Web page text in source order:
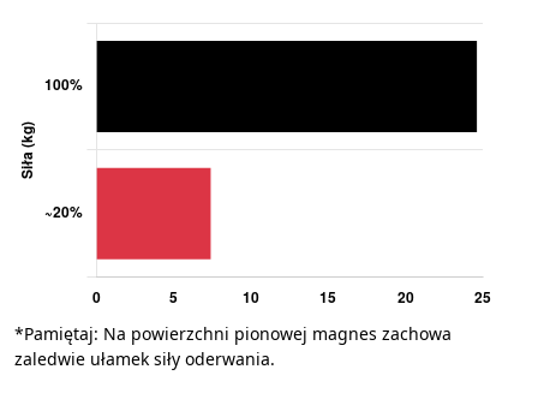
*Pamiętaj: Na powierzchni pionowej magnes zachowa
zaledwie ułamek siły oderwania.